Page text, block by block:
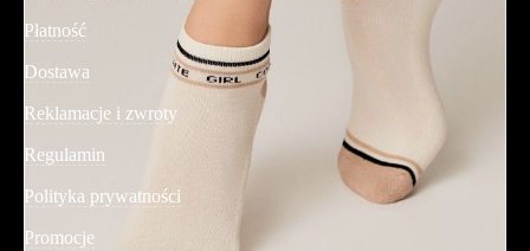
Płatność
Dostawa
Reklamacje i zwroty
Regulamin
Polityka prywatności
Promocje